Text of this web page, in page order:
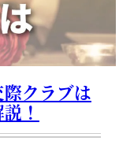
クラブは
！